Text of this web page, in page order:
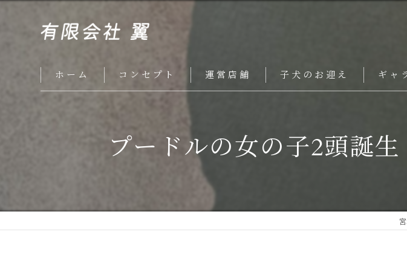
ホーム コンセプト 運営店舗 子犬のお迎え ギャ
プードルの女の子2頭誕